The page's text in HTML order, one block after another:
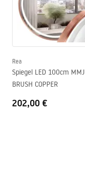
Farbe der Armatur
im Set mit Spülbecken
Klik-Klak Variante
Typ des Siphons
Rea
Spiegel LED 100cm MMJ
BRUSH COPPER
202,00 €